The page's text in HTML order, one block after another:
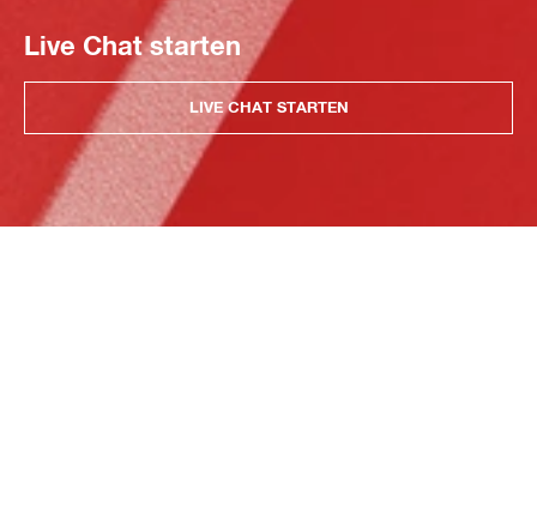
Live Chat starten
LIVE CHAT STARTEN